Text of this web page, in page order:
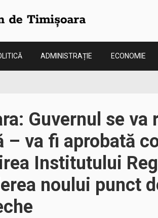
ADMINISTRAȚIE ECONOMIE
Guvernul se
– va fi aprobată
Institutului
noului punct